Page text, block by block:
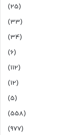
(25)
(33)
(34)
(6)
(112)
(12)
(5)
(558)
(977)